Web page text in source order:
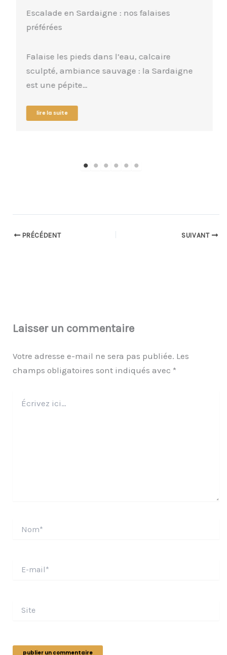
Escalade en Sardaigne : nos falaises
préférées
Falaise les pieds dans l’eau, calcaire
sculpté, ambiance sauvage : la Sardaigne
est une pépite…
lire la suite
PRÉCÉDENT SUIVANT
Laisser un commentaire
Votre adresse e-mail ne sera pas publiée. Les
champs obligatoires sont indiqués avec *
ici…
mail*